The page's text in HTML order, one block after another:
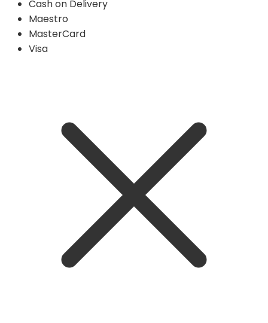
Cash on Delivery
Maestro
MasterCard
Visa